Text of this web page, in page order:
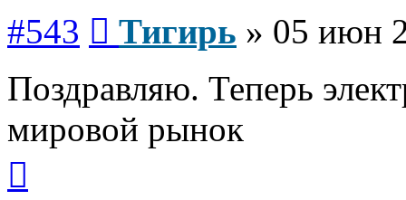
#543 Тигирь » 05 июн
Поздравляю. Теперь
мировой рынок
началу